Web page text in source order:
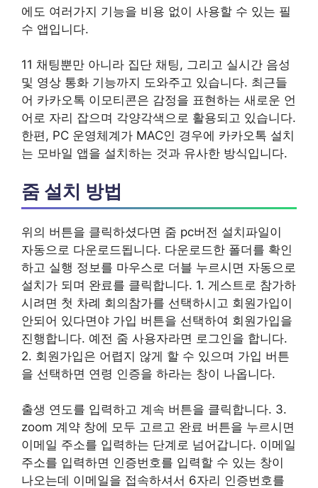
에도 여러가지 기능을 비용 없이 사용할 수 있는 필
수 앱입니다.
11 채팅뿐만 아니라 집단 채팅, 그리고 실시간 음성
및 영상 통화 기능까지 도와주고 있습니다. 최근들
어 카카오톡 이모티콘은 감정을 표현하는 새로운 언
어로 자리 잡으며 각양각색으로 활용되고 있습니다.
한편, PC 운영체계가 MAC인 경우에 카카오톡 설치
는 모바일 앱을 설치하는 것과 유사한 방식입니다.
줌 설치 방법
위의 버튼을 클릭하셨다면 줌 pc버전 설치파일이
자동으로 다운로드됩니다. 다운로드한 폴더를 확인
하고 실행 정보를 마우스로 더블 누르시면 자동으로
설치가 되며 완료를 클릭합니다. 1. 게스트로 참가하
시려면 첫 차례 회의참가를 선택하시고 회원가입이
안되어 있다면야 가입 버튼을 선택하여 회원가입을
진행합니다. 예전 줌 사용자라면 로그인을 합니다.
2. 회원가입은 어렵지 않게 할 수 있으며 가입 버튼
을 선택하면 연령 인증을 하라는 창이 나옵니다.
출생 연도를 입력하고 계속 버튼을 클릭합니다. 3.
zoom 계약 창에 모두 고르고 완료 버튼을 누르시면
이메일 주소를 입력하는 단계로 넘어갑니다. 이메일
주소를 입력하면 인증번호를 입력할 수 있는 창이
나오는데 이메일을 접속하셔서 6자리 인증번호를